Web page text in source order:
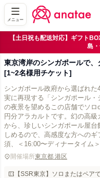
メニュー
【土日祝も配送対応】ギフト
島・
東京湾岸のシンガポールで
[1~2名様用チケット]
シンガポール政府から選ばれ
実に再現する「シンガポール
の夜景を望めるこの店舗でソ
円分アラカルトです。幻の高
から、珍しいシンガポール屋
しめるので、高感度な方への
須、＜16:00〜ディナータイム
開催場所東京都 港区
【SSR東京】ソロまたはペ